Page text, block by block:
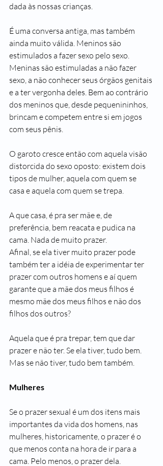
dada às nossas crianças.
É uma conversa antiga, mas também
ainda muito válida. Meninos são
estimulados a fazer sexo pelo sexo.
Meninas são estimuladas a não fazer
sexo, a não conhecer seus órgãos genitais
e a ter vergonha deles. Bem ao contrário
dos meninos que, desde pequenininhos,
brincam e competem entre si em jogos
com seus pênis.
O garoto cresce então com aquela visão
distorcida do sexo oposto: existem dois
tipos de mulher, aquela com quem se
casa e aquela com quem se trepa.
A que casa, é pra ser mãe e, de
preferência, bem reacata e pudica na
cama. Nada de muito prazer.
Afinal, se ela tiver muito prazer pode
também ter a idéia de experimentar ter
prazer com outros homens e aí quem
garante que a mãe dos meus filhos é
mesmo mãe dos meus filhos e não dos
filhos dos outros?
Aquela que é pra trepar, tem que dar
prazer e não ter. Se ela tiver, tudo bem.
Mas se não tiver, tudo bem também.
Mulheres
Se o prazer sexual é um dos itens mais
importantes da vida dos homens, nas
mulheres, historicamente, o prazer é o
que menos conta na hora de ir para a
cama. Pelo menos, o prazer dela.